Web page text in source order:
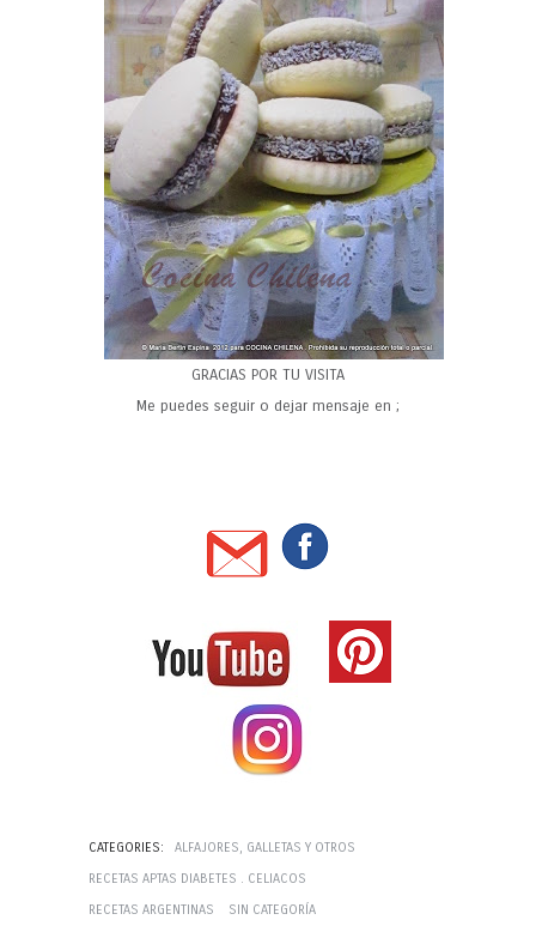
GRACIAS POR TU VISITA
Me puedes seguir o dejar mensaje en ;
CATEGORIES:
ALFAJORES, GALLETAS Y OTROS
RECETAS APTAS DIABETES . CELIACOS
RECETAS ARGENTINAS
SIN CATEGORÍA